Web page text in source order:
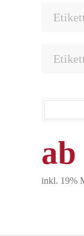
ab
inkl. 19%